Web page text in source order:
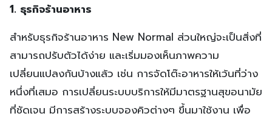
1. ธุรกิจร้านอาหาร
สำหรับธุรกิจร้านอาหาร New Normal ส่วนใหญ่จะเป็นสิ่งที่
สามารถปรับตัวได้ง่าย และเริ่มมองเห็นภาพความ
เปลี่ยนแปลงกันบ้างแล้ว เช่น การจัดโต๊ะอาหารให้เว้นที่ว่าง
หนึ่งที่เสมอ การเปลี่ยนระบบบริการให้มีมาตรฐานสุขอนามัย
ที่ชัดเจน มีการสร้างระบบจองคิวต่างๆ ขึ้นมาใช้งาน เพื่อ